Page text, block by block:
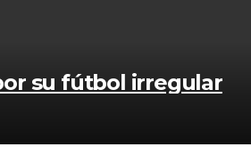
su fútbol irregular